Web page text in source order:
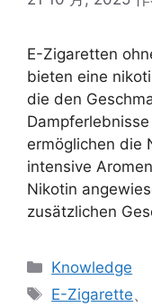
E-Zigaretten
bieten eine
die den
ermöglichen die
intensive
Nikotin
zusätzlichen
Knowledge
E-Zigarette、